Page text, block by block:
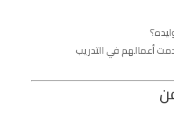
أعمالهم في التدريب